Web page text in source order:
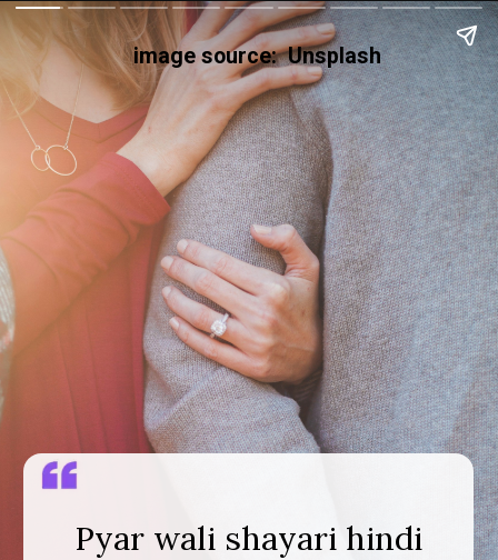
Pyar wali shayari hindi
image source: Unsplash